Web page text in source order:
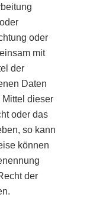
oder
mit
der
Daten
dieser
oder das
so kann
können
der